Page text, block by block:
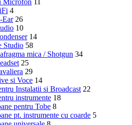
4
Ear 26
10
14
Studio 58
mica / Shotgun 34
25
29
si Voce 14
Instalatii si Broadcast 22
instrumente 18
pentru Tobe 8
pt. instrumente cu coarde 5